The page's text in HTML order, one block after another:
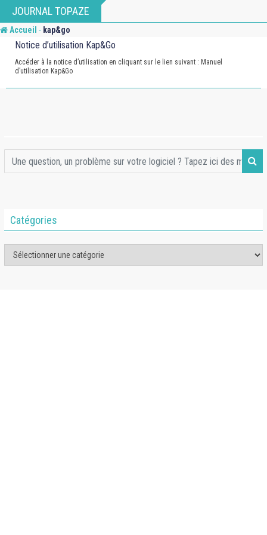
to
content
JOURNAL TOPAZE
Accueil - kap&go
Notice d’utilisation Kap&Go
Accéder à la notice d’utilisation en cliquant sur le lien suivant : Manuel
d’utilisation Kap&Go
Catégories
Catégories